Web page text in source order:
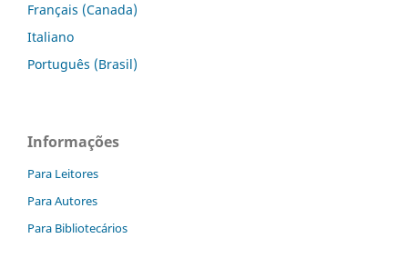
Français (Canada)
Italiano
Português (Brasil)
Informações
Para Leitores
Para Autores
Para Bibliotecários